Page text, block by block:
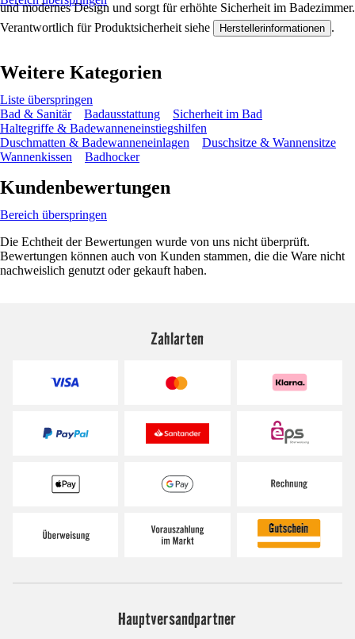
und modernes Design und sorgt für erhöhte Sicherheit im Badezimmer.
Verantwortlich für Produktsicherheit siehe Herstellerinformationen .
Weitere Kategorien
Liste überspringen
Bad & Sanitär
Badausstattung
Sicherheit im Bad
Haltegriffe & Badewanneneinstiegshilfen
Duschmatten & Badewanneneinlagen
Duschsitze & Wannensitze
Wannenkissen
Badhocker
Kundenbewertungen
Bereich überspringen
Die Echtheit der Bewertungen wurde von uns nicht überprüft.
Bewertungen können auch von Kunden stammen, die die Ware nicht
nachweislich genutzt oder gekauft haben.
Zahlarten
Hauptversandpartner